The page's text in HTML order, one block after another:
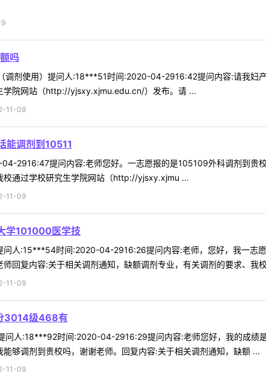
吗
调剂使用）提问人:18***51时间:2020-04-2916:42提问内容:请我妇
学院网站（http://yjsxy.xjmu.edu.cn/）发布。请 ...
11-09
能调剂到10511
2916:47提问内容:老师您好。一志愿报的是105109外科调剂到贵
校通过学校研究生学院网站（http://yjsxy.xjmu ...
11-09
学101000医学技
人:15***54时间:2020-04-2916:26提问内容:老师，您好，我一志
回复内容:关于相关调剂通知，缺额调剂专业，有关调剂的要求、我
11-09
3014级468有
问人:18***92时间:2020-04-2916:29提问内容:老师您好，我的成
够调剂到贵校吗，谢谢老师。回复内容:关于相关调剂通知，缺额 ...
11-09